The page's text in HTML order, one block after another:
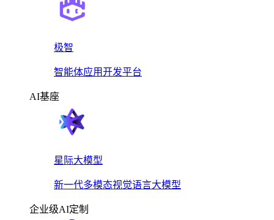
极智
智能体应用开发平台
AI基座
星际大模型
新一代多模态视觉语言大模型
企业级AI定制